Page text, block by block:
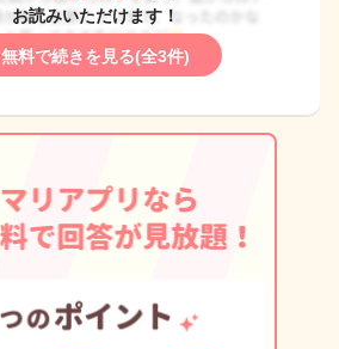
お読みいただけます！
無料で続きを見る(全3件)